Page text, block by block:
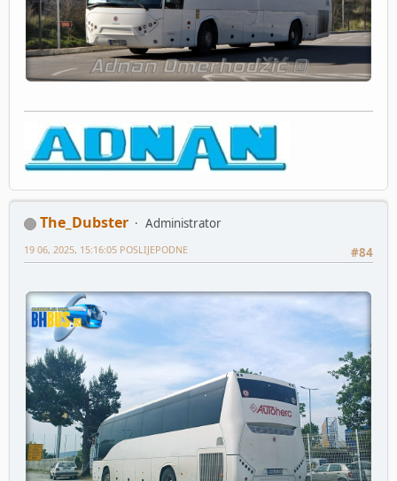
The_Dubster
Administrator
#84
19 06, 2025, 15:16:05 POSLIJEPODNE